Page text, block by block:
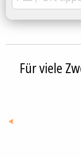
Für viele